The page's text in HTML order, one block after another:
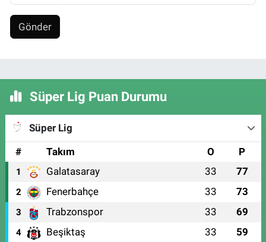
Gönder
Süper Lig Puan Durumu
Süper Lig
#
Takım O P
1 Galatasaray 33 77
2 Fenerbahçe 33 73
3 Trabzonspor 33 69
4 Beşiktaş 33 59